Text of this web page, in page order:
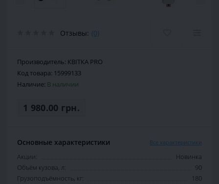
Отзывы: (0)
Производитель: КВІТКА PRO
Код товара: 15999133
Наличие: В наличии
1 980.00 грн.
Основные характеристики Все характеристики
Акции:
Новинка
Объём кузова, л:
90
Грузоподъёмность, кг:
180